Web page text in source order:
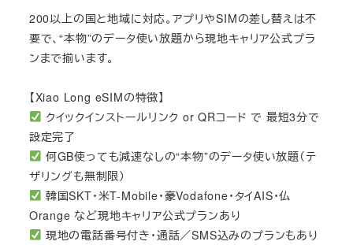
200以上の国と地域に対応。アプリやSIMの差し替えは不
要で、“本物”のデータ使い放題から現地キャリア公式プラ
ンまで揃います。
【Xiao Long eSIMの特徴】
クイックインストールリンク or QRコード で 最短3分で
設定完了
何GB使っても減速なしの“本物”のデータ使い放題（テ
ザリングも無制限）
韓国SKT・米T-Mobile・豪Vodafone・タイAIS・仏
Orange など現地キャリア公式プランあり
現地の電話番号付き・通話／SMS込みのプランもあり